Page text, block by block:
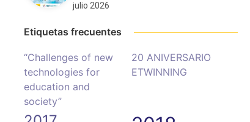
julio 2026
Etiquetas frecuentes
“Challenges of new
technologies for
education and
society”
20 ANIVERSARIO
ETWINNING